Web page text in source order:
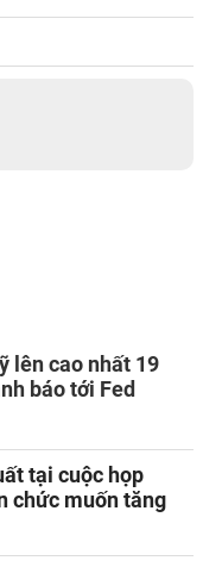
lên cao nhất 19
báo tới Fed
tại cuộc họp
chức muốn tăng